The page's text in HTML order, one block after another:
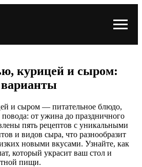
курицей и сыром:
и сыром — питательное блюдо,
от ужина до праздничного
пять рецептов с уникальными
и видов сыра, что разнообразит
новыми вкусами. Узнайте, как
который украсит ваш стол и
пищи.